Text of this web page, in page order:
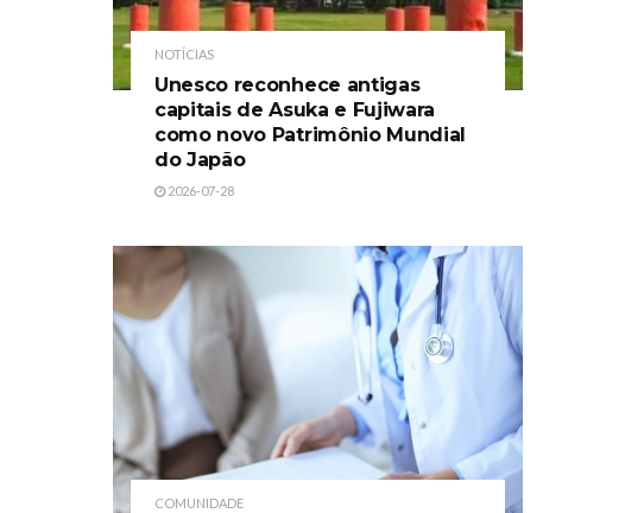
NOTÍCIAS
Unesco reconhece antigas
capitais de Asuka e Fujiwara
como novo Patrimônio Mundial
do Japão
2026-07-28
COMUNIDADE